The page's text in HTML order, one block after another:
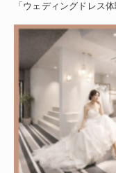
「ウェディングドレス